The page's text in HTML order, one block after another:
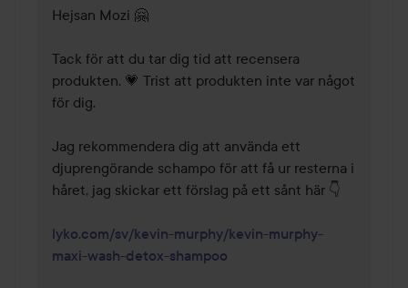
Hejsan Mozi 🤗
Tack för att du tar dig tid att recensera
produkten. 💗 Trist att produkten inte var något
för dig.
Jag rekommendera dig att använda ett
djuprengörande schampo för att få ur resterna i
håret, jag skickar ett förslag på ett sånt här 👇
lyko.com/sv/kevin-murphy/kevin-murphy-
maxi-wash-detox-shampoo